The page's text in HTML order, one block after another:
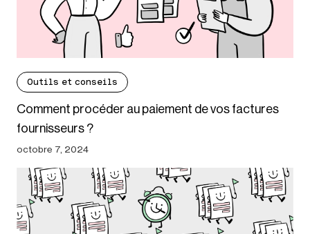
Outils et conseils
Comment procéder au paiement de vos factures
fournisseurs ?
octobre 7, 2024